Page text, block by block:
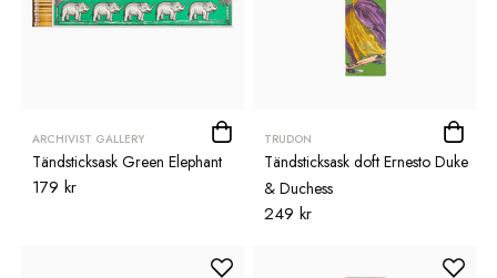
ARCHIVIST GALLERY
Tändsticksask Green Elephant
179 kr
TRUDON
Tändsticksask doft Ernesto Duke
& Duchess
249 kr